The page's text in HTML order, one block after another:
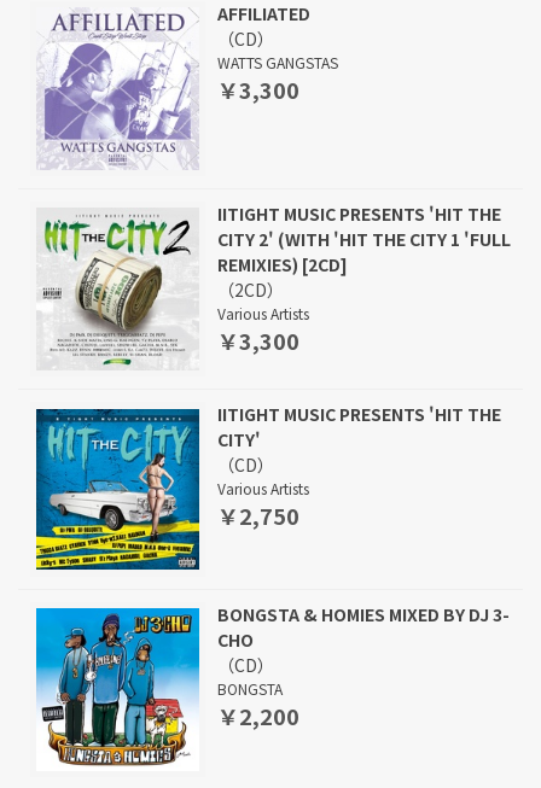
AFFILIATED
（CD）
WATTS GANGSTAS
￥3,300
IITIGHT MUSIC PRESENTS 'HIT THE
CITY 2' (WITH 'HIT THE CITY 1 'FULL
REMIXIES) [2CD]
（2CD）
Various Artists
￥3,300
IITIGHT MUSIC PRESENTS 'HIT THE
CITY'
（CD）
Various Artists
￥2,750
BONGSTA & HOMIES MIXED BY DJ 3-
CHO
（CD）
BONGSTA
￥2,200